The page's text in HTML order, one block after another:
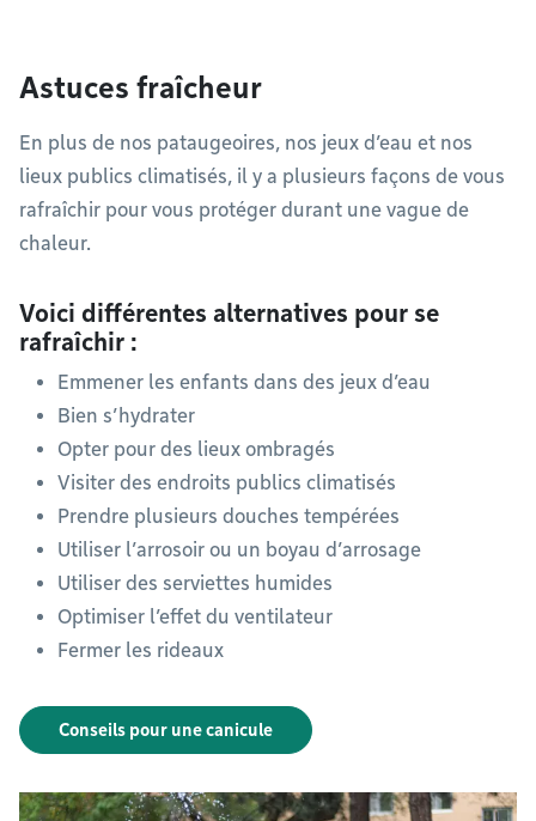
Astuces fraîcheur
En plus de nos pataugeoires, nos jeux d’eau et nos
lieux publics climatisés, il y a plusieurs façons de vous
rafraîchir pour vous protéger durant une vague de
chaleur.
Voici différentes alternatives pour se
rafraîchir :
Emmener les enfants dans des jeux d’eau
Bien s’hydrater
Opter pour des lieux ombragés
Visiter des endroits publics climatisés
Prendre plusieurs douches tempérées
Utiliser l’arrosoir ou un boyau d’arrosage
Utiliser des serviettes humides
Optimiser l’effet du ventilateur
Fermer les rideaux
Conseils pour une canicule